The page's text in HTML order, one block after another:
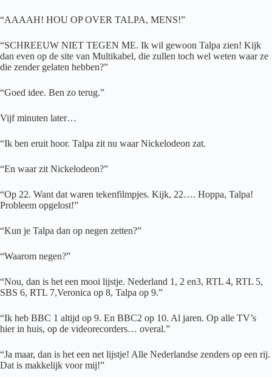
“AAAAH! HOU OP OVER TALPA, MENS!”
“SCHREEUW NIET TEGEN ME. Ik wil gewoon Talpa zien! Kijk
dan even op de site van Multikabel, die zullen toch wel weten waar ze
die zender gelaten hebben?”
“Goed idee. Ben zo terug.”
Vijf minuten later…
“Ik ben eruit hoor. Talpa zit nu waar Nickelodeon zat.
“En waar zit Nickelodeon?”
“Op 22. Want dat waren tekenfilmpjes. Kijk, 22…. Hoppa, Talpa!
Probleem opgelost!”
“Kun je Talpa dan op negen zetten?”
“Waarom negen?”
“Nou, dan is het een mooi lijstje. Nederland 1, 2 en3, RTL 4, RTL 5,
SBS 6, RTL 7,Veronica op 8, Talpa op 9.”
“Ik heb BBC 1 altijd op 9. En BBC2 op 10. Al jaren. Op alle TV’s
hier in huis, op de videorecorders… overal.”
“Ja maar, dan is het een net lijstje! Alle Nederlandse zenders op een rij.
Dat is makkelijk voor mij!”